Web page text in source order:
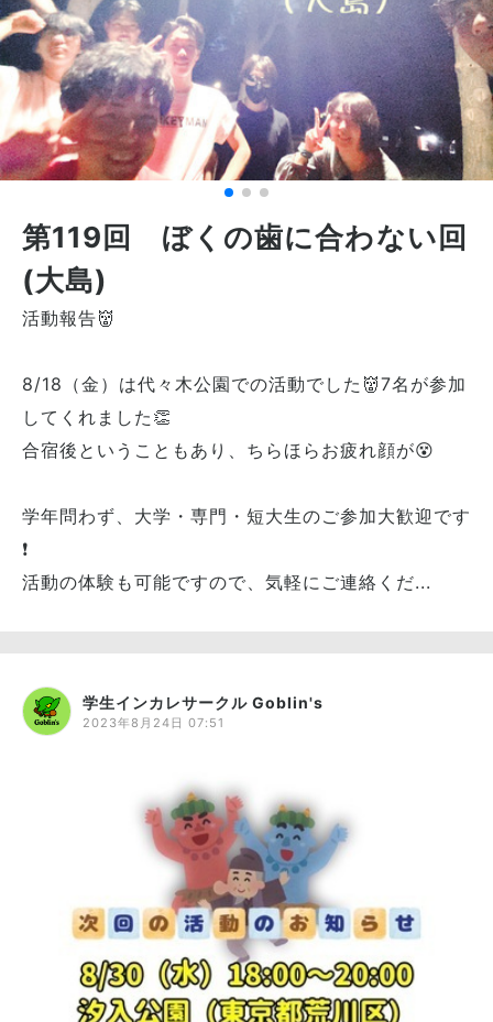
第119回 ぼくの歯に合わない回
(大島)
活動報告👹
8/18（金）は代々木公園での活動でした👹7名が参加
してくれました👏
合宿後ということもあり、ちらほらお疲れ顔が😵
学年問わず、大学・専門・短大生のご参加大歓迎です
❗️
活動の体験も可能ですので、気軽にご連絡くだ...
学生インカレサークル Goblin's
2023年8月24日 07:51